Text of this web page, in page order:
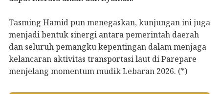
Tasming Hamid pun menegaskan, kunjungan ini juga
menjadi bentuk sinergi antara pemerintah daerah
dan seluruh pemangku kepentingan dalam menjaga
kelancaran aktivitas transportasi laut di Parepare
menjelang momentum mudik Lebaran 2026. (*)